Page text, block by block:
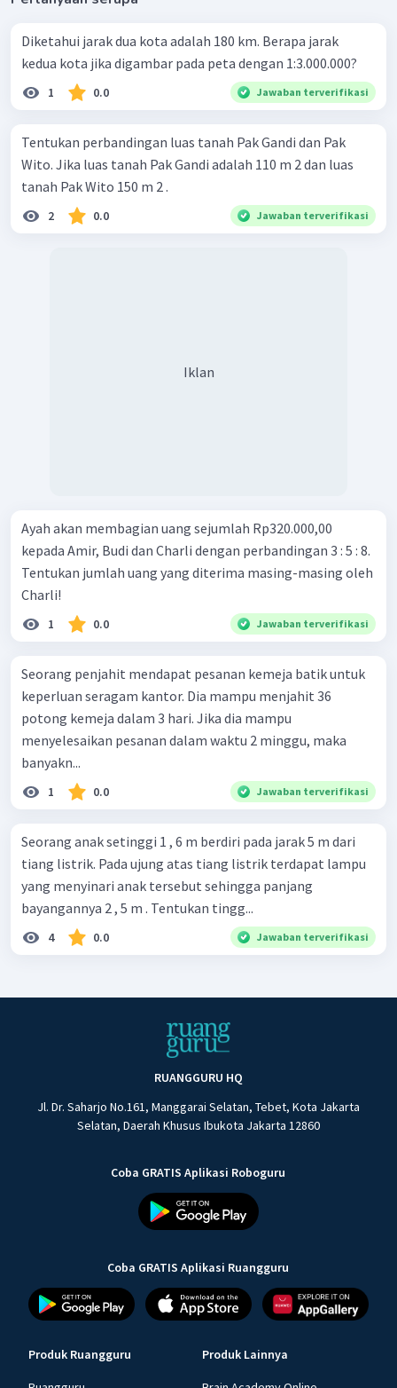
Diketahui jarak dua kota adalah 180 km. Berapa jarak
kedua kota jika digambar pada peta dengan 1:3.000.000?
1 0.0 Jawaban terverifikasi
Tentukan perbandingan luas tanah Pak Gandi dan Pak
Wito. Jika luas tanah Pak Gandi adalah 110 m 2 dan luas
tanah Pak Wito 150 m 2 .
2 0.0 Jawaban terverifikasi
Iklan
Ayah akan membagian uang sejumlah Rp320.000,00
kepada Amir, Budi dan Charli dengan perbandingan 3 : 5 : 8.
Tentukan jumlah uang yang diterima masing-masing oleh
Charli!
1 0.0 Jawaban terverifikasi
Seorang penjahit mendapat pesanan kemeja batik untuk
keperluan seragam kantor. Dia mampu menjahit 36
potong kemeja dalam 3 hari. Jika dia mampu
menyelesaikan pesanan dalam waktu 2 minggu, maka
banyakn...
1 0.0 Jawaban terverifikasi
Seorang anak setinggi 1 , 6 m berdiri pada jarak 5 m dari
tiang listrik. Pada ujung atas tiang listrik terdapat lampu
yang menyinari anak tersebut sehingga panjang
bayangannya 2 , 5 m . Tentukan tingg...
4 0.0 Jawaban terverifikasi
RUANGGURU HQ
Jl. Dr. Saharjo No.161, Manggarai Selatan, Tebet, Kota Jakarta
Selatan, Daerah Khusus Ibukota Jakarta 12860
Coba GRATIS Aplikasi Roboguru
Coba GRATIS Aplikasi Ruangguru
Produk Ruangguru Produk Lainnya